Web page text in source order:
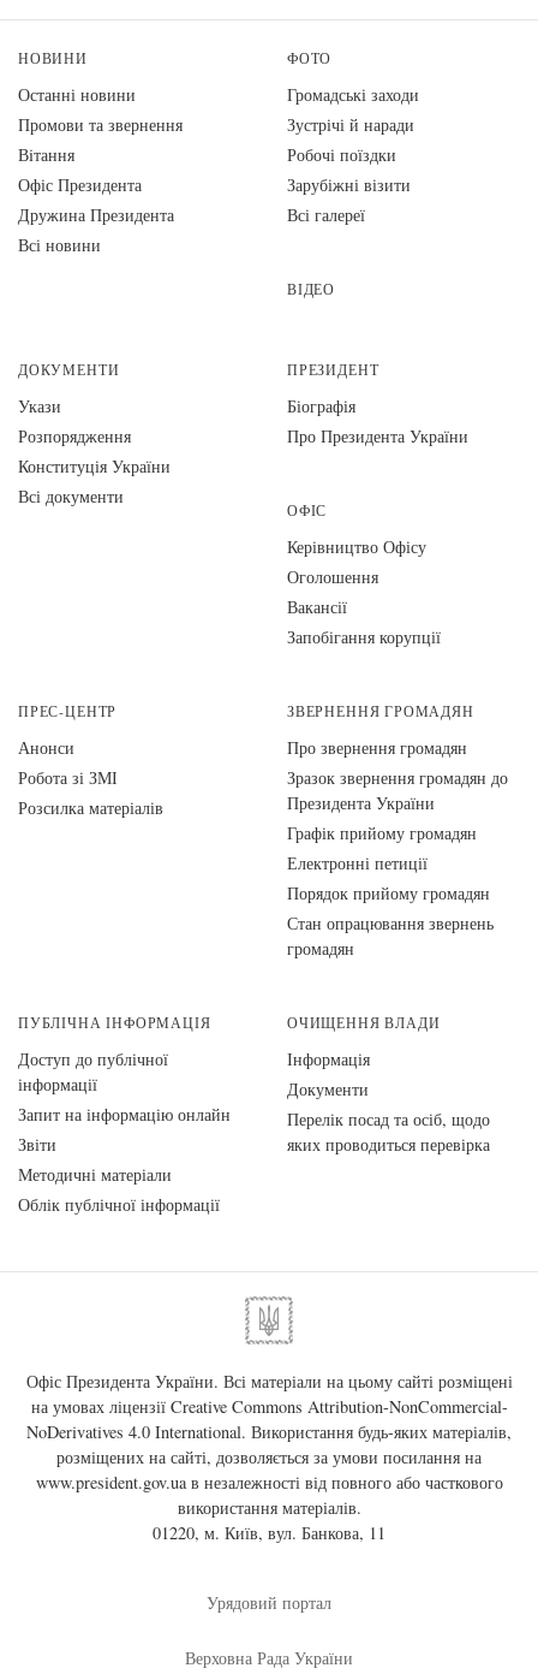
НОВИНИ
Останні новини
Промови та звернення
Вiтання
Офіс Президента
Дружина Президента
Всі новини
ФОТО
Громадські заходи
Зустрічі й наради
Робочі поїздки
Зарубіжні візити
Всі галереї
ВІДЕО
ДОКУМЕНТИ
Укази
Розпорядження
Конституція України
Всі документи
ПРЕЗИДЕНТ
Біографія
Про Президента України
ОФІС
Керівництво Офісу
Оголошення
Вакансії
Запобігання корупції
ПРЕС-ЦЕНТР
Анонси
Робота зі ЗМІ
Розсилка матеріалів
ЗВЕРНЕННЯ ГРОМАДЯН
Про звернення громадян
Зразок звернення громадян до
Президента України
Графік прийому громадян
Електронні петиції
Порядок прийому громадян
Стан опрацювання звернень
громадян
ПУБЛІЧНА ІНФОРМАЦІЯ
Доступ до публічної
інформації
Запит на інформацію онлайн
Звіти
Методичні матеріали
Облік публічної інформації
ОЧИЩЕННЯ ВЛАДИ
Інформація
Документи
Перелік посад та осіб, щодо
яких проводиться перевірка
Офіс Президента України. Всі матеріали на цьому сайті розміщені
на умовах ліцензії Creative Commons Attribution-NonCommercial-
NoDerivatives 4.0 International. Використання будь-яких матеріалів,
розміщених на сайті, дозволяється за умови посилання на
www.president.gov.uaв незалежності від повного або часткового
використання матеріалів.
01220, м. Київ, вул. Банкова, 11
Урядовий портал
Верховна Рада України